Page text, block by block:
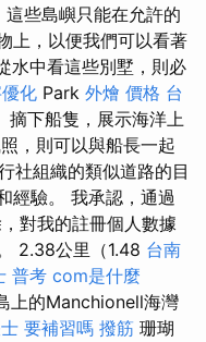
這些島嶼只能在允許的
上，以便我們可以看著
水中看這些別墅，則必
化 Park 外燴 價格 台
摘下船隻，展示海洋上
，則可以與船長一起
社組織的類似道路的目
經驗。 我承認，通過
對我的註冊個人數據
2.38公里（1.48 台南
普考 com是什麼
上的Manchionell海灣
要補習嗎 撥筋 珊瑚